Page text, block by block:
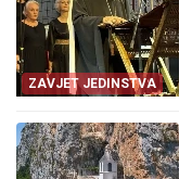
ZAVJET JEDINSTVA